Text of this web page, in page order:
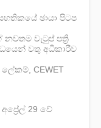
ඡායා පිටප
නවතම වැටුප් පත්
වතු අධිකාරීව
ලේකම් , CEWET
අප්රේල් 29 වේ